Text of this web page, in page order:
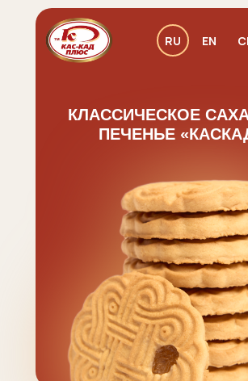
RU EN
КЛАССИЧЕСКОЕ
ПЕЧЕНЬЕ